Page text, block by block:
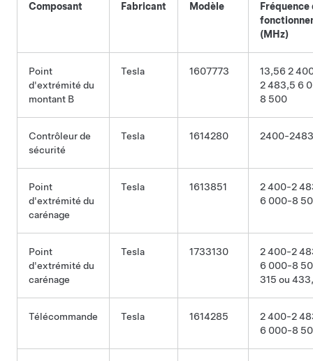
Composant Fabricant Modèle
Fréquence
(MHz)
Point
d'extrémité du
montant B
Tesla 1607773
13,56 2
2 483,5 6
8 500
Contrôleur de
sécurité
Tesla 1614280 2400-
Point
d'extrémité du
carénage
Tesla 1613851
2 400-2
6 000-8
Point
d'extrémité du
carénage
Tesla 1733130
2 400-2
6 000-8
315 ou
Télécommande Tesla 1614285
2 400-2
6 000-8